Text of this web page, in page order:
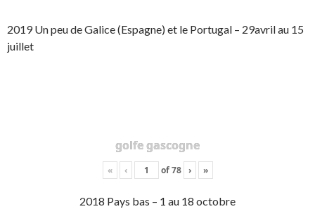
2019 Un peu de Galice (Espagne) et le Portugal – 29avril au 15
juillet
golfe gascogne
« ‹ of78 › »
2018 Pays bas – 1 au 18 octobre